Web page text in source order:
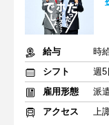
給与
時
シフト
週5
雇用形態
派
アクセス
上